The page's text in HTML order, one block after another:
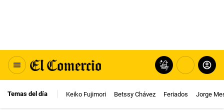
Temas del día Keiko Fujimori Betssy Chávez Feriados Jorge